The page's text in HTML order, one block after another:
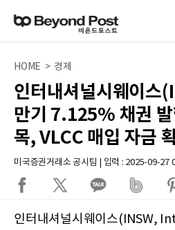
HOME > 경제
인터내셔널시웨이스
만기 7.125% 채권
목, VLCC 매입 자금
미국증권거래소 공시팀 | 입력 : 2025-09-27
인터내셔널시웨이스(INSW,